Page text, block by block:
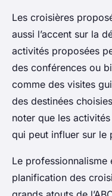
Les croisières
aussi l’accent sur la
activités proposées
des conférences ou
comme des visites
des destinées
noter que les
qui peut influer sur le
Le
planification des